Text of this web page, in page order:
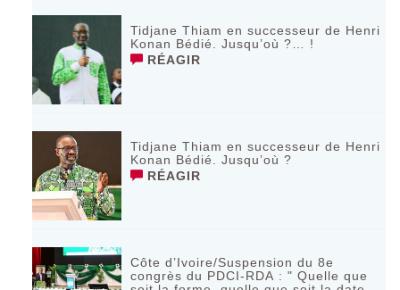
Tidjane Thiam en successeur de Henri
Konan Bédié. Jusqu’où ?… !
RÉAGIR
Tidjane Thiam en successeur de Henri
Konan Bédié. Jusqu’où ?
RÉAGIR
Côte d’Ivoire/Suspension du 8e
congrès du PDCI-RDA : " Quelle que